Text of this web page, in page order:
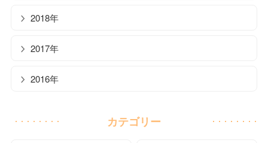
2018年
2017年
2016年
カテゴリー